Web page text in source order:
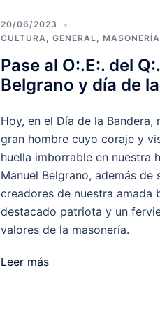
20/06/2023
CULTURA, GENERAL, MASONERÍA
Pase al O:.E:. del
Belgrano y día de
Hoy, en el Día de la Bandera,
gran hombre cuyo coraje y
huella imborrable en nuestra
Manuel Belgrano, además de
creadores de nuestra amada
destacado patriota y un
valores de la masonería.
Leer más